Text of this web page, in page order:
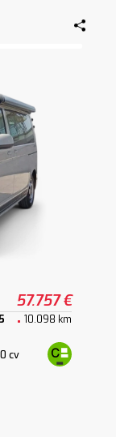
57.757 €
10.098 km
cv